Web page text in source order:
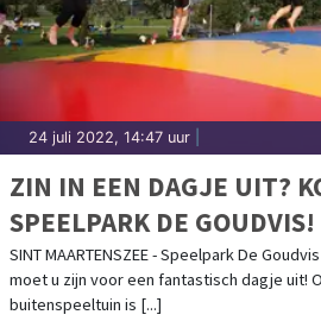
24 juli 2022, 14:47 uur
ZIN IN EEN DAGJE UIT?
SPEELPARK DE GOUDVIS!
SINT MAARTENSZEE - Speelpark De
moet u zijn voor een fantastisch dagje uit!
buitenspeeltuin is [...]